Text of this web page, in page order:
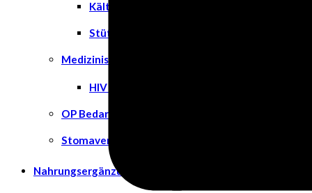
Kälte- & Wärmetherapie
Stützstrümpfe & Kompression
Medizinische Tests & Geräte
HIV Tests
OP Bedarf
Stomaversorgung
Nahrungsergänzungsmittel